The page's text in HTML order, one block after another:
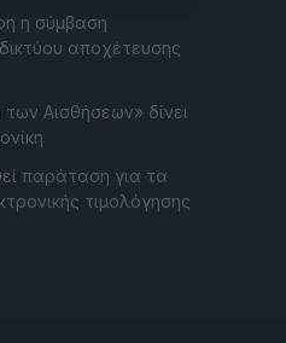
η σύμβαση
αποχέτευσης
των Αισθήσεων» δίνει
παράταση για τα
τιμολόγησης